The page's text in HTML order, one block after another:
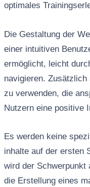
optimales
Die Gestaltung der
einer intuitiven
ermöglicht, leicht
navigieren.
zu verwenden, die
Nutzern eine positive
Es werden keine
inhalte auf der ersten
wird der Schwerpunkt
die Erstellung eines